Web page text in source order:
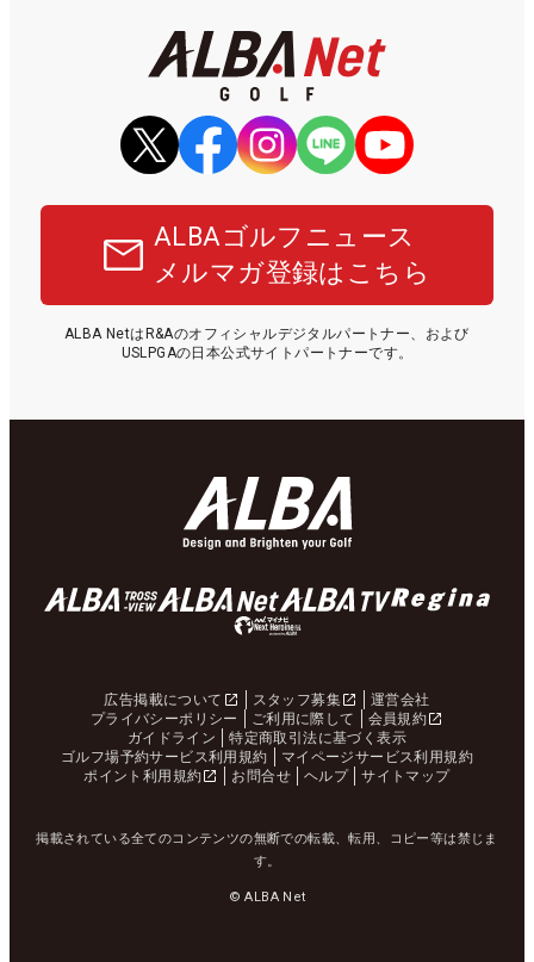
ALBAゴルフニュース
メルマガ登録はこちら
ALBA NetはR&Aのオフィシャルデジタルパートナー、および
USLPGAの日本公式サイトパートナーです。
広告掲載について スタッフ募集
運営会社
プライバシーポリシー
ご利用に際して
会員規約
ガイドライン
特定商取引法に基づく表示
ゴルフ場予約サービス利用規約
マイページサービス利用規約
ポイント利用規約
お問合せ ヘルプ サイトマップ
掲載されている全てのコンテンツの無断での転載、転用、コピー等は禁じま
す。
© ALBA Net